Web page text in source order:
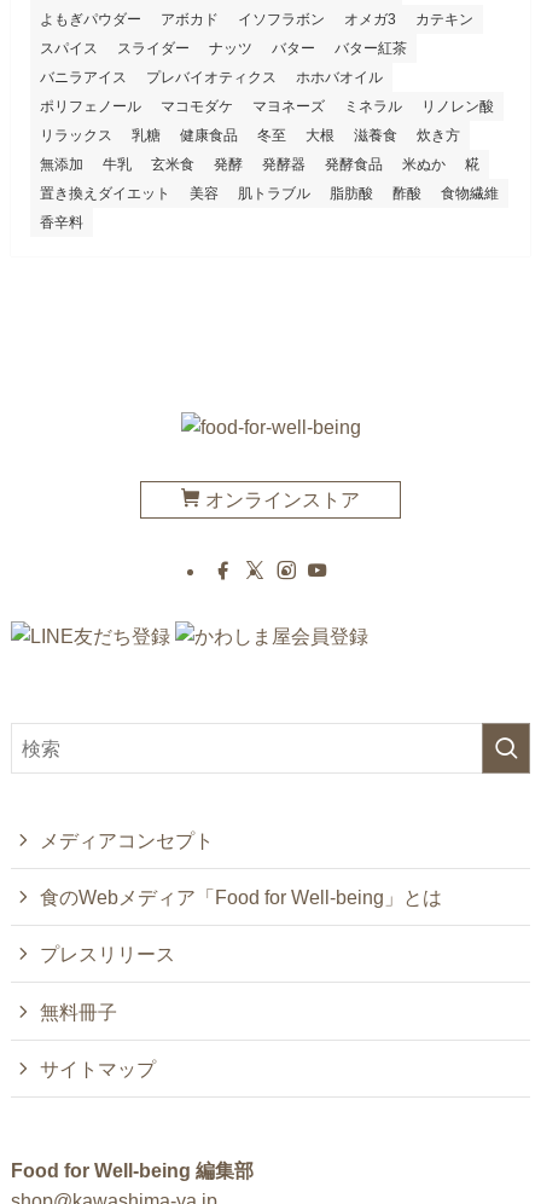
よもぎパウダー
アボカド イソフラボン オメガ3
カテキン
スパイス
スライダー ナッツ バター
バター紅茶
バニラアイス
プレバイオティクス
ホホバオイル
ポリフェノール
マコモダケ マヨネーズ ミネラル
リノレン酸
リラックス
乳糖 健康食品 冬至 大根 滋養食
炊き方
無添加
牛乳 玄米食 発酵 発酵器 発酵食品 米ぬか
糀
置き換えダイエット
美容 肌トラブル 脂肪酸 酢酸
食物繊維
香辛料
オンラインストア
メディアコンセプト
食のWebメディア「Food for Well-being」とは
プレスリリース
無料冊子
サイトマップ
Food for Well-being 編集部